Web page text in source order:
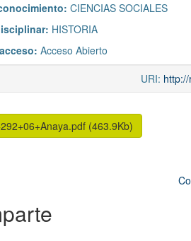
CIENCIAS SOCIALES
HISTORIA
Acceso Abierto
URI:
(463.9Kb)